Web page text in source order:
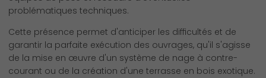
problématiques techniques.
Cette présence permet d'anticiper les difficultés et de
garantir la parfaite exécution des ouvrages, qu'il s'agisse
de la mise en œuvre d'un système de nage à contre-
courant ou de la création d'une terrasse en bois exotique.